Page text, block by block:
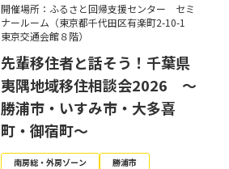
開催場所：ふるさと回帰支援センター セミ
ナールーム（東京都千代田区有楽町2-10-1
東京交通会館８階）
先輩移住者と話そう！千葉県
夷隅地域移住相談会2026 ～
勝浦市・いすみ市・大多喜
町・御宿町～
南房総・外房ゾーン
勝浦市